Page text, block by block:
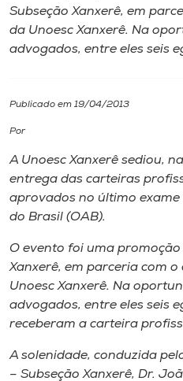
Internacionalização
I.nova
Diplomados
CPA
Biblioteca
Editora
Subseção Xanxerê, em
da Unoesc Xanxerê. Na
advogados, entre eles seis
Publicado em 19/04/2013
Por
A Unoesc Xanxerê sediou,
entrega das carteiras
aprovados no último
do Brasil (OAB).
O evento foi uma promoção
Xanxerê, em parceria com
Unoesc Xanxerê. Na
advogados, entre eles seis
receberam a carteira
A solenidade, conduzida
– Subseção Xanxerê, Dr.